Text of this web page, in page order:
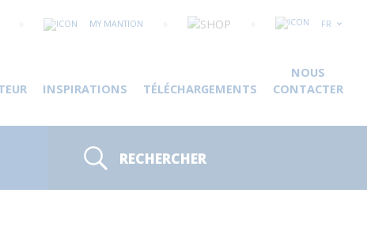
MY MANTION FR
INSPIRATIONS TÉLÉCHARGEMENTS
NOUS
CONTACTER
RECHERCHER